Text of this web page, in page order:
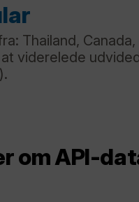
Thailand,
viderelede
om API-